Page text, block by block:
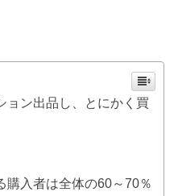
ョン出品し、とにかく買
購入者は全体の60～70％